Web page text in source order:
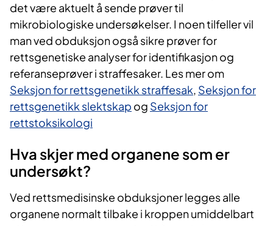
det være aktuelt å sende prøver til
mikrobiologiske undersøkelser. I noen tilfeller vil
man ved obduksjon også sikre prøver for
rettsgenetiske analyser for identifikasjon og
referanseprøver i straffesaker. Les mer om
Seksjon for rettsgenetikk straffesak, Seksjon for
rettsgenetikk slektskap og Seksjon for
rettstoksikologi
Hva skjer med organene som er
undersøkt?
Ved rettsmedisinske obduksjoner legges alle
organene normalt tilbake i kroppen umiddelbart